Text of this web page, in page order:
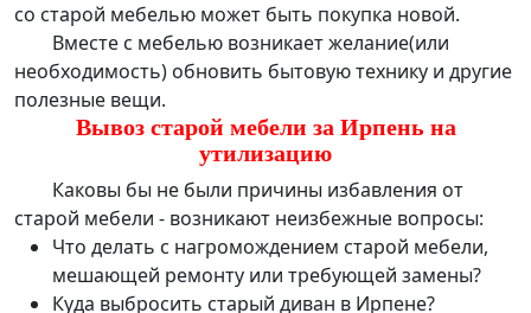
со старой мебелью может быть покупка новой.
Вместе с мебелью возникает желание(или
необходимость) обновить бытовую технику и другие
полезные вещи.
Вывоз старой мебели за Ирпень на
утилизацию
Каковы бы не были причины избавления от
старой мебели - возникают неизбежные вопросы:
Что делать с нагромождением старой мебели,
мешающей ремонту или требующей замены?
Куда выбросить старый диван в Ирпене?